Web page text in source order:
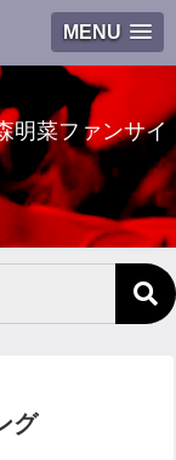
MENU
明菜ファンサイ
グ